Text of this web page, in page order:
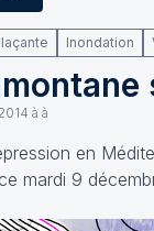
Inondation
à à
en
mardi 9